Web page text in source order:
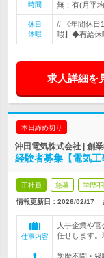
時間
無：有(月平
休日
休暇
# 《年間休日
暇】◆有給休
求人詳細を
本日締め切り
沖田電気株式会社 | 創
経験者募集【電気
正社員 急募 学歴不
情報更新日：2026/02/17
仕事内容
大手企業や官
任せします。
学歴不問・